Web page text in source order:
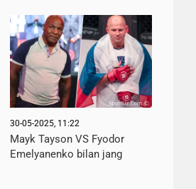
30-05-2025, 11:22
Mayk Tayson VS Fyodor
Emelyanenko bilan jang